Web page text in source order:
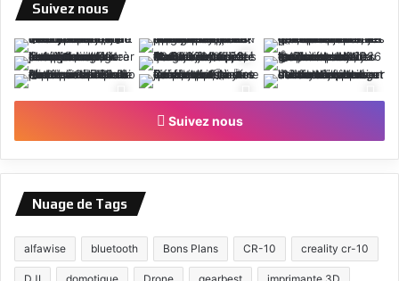
Suivez nous
Suivez nous
Nuage de Tags
alfawise bluetooth Bons Plans CR-10 creality cr-10